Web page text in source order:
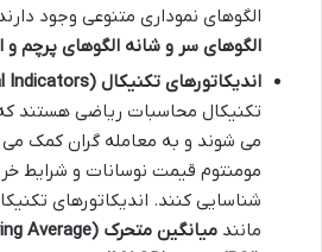
الگوهای نموداری متنوعی وجود
الگوهای سر و شانه الگوهای پرچم و
اندیکاتورهای تکنیکال (Technical Indicators)
تکنیکال محاسبات ریاضی هستند
می شوند و به معامله گران کمک می
مومنتوم قیمت نوسانات و شرایط
شناسایی کنند. اندیکاتورهای
مانند میانگین متحرک (Moving Average)